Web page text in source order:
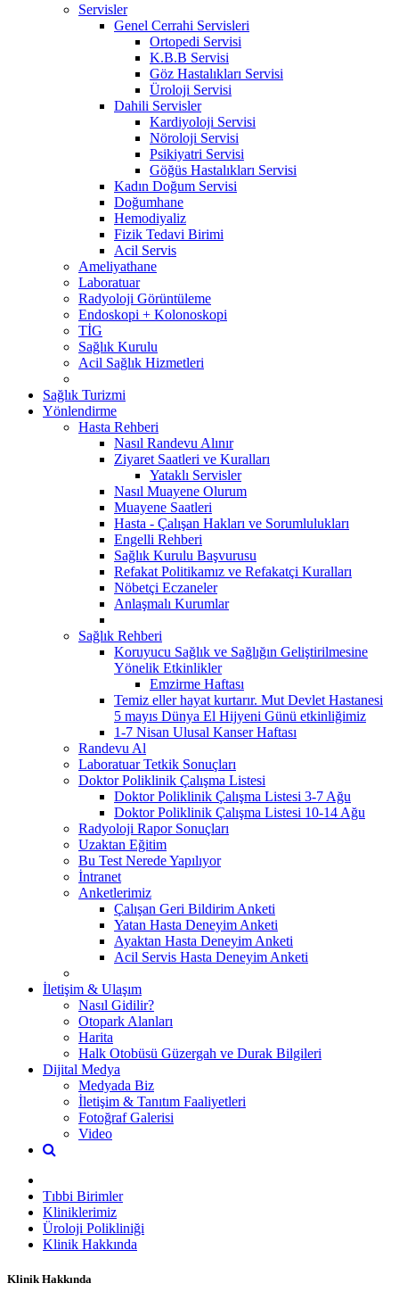
Servisler
Genel Cerrahi Servisleri
Ortopedi Servisi
K.B.B Servisi
Göz Hastalıkları Servisi
Üroloji Servisi
Dahili Servisler
Kardiyoloji Servisi
Nöroloji Servisi
Psikiyatri Servisi
Göğüs Hastalıkları Servisi
Kadın Doğum Servisi
Doğumhane
Hemodiyaliz
Fizik Tedavi Birimi
Acil Servis
Ameliyathane
Laboratuar
Radyoloji Görüntüleme
Endoskopi + Kolonoskopi
TİG
Sağlık Kurulu
Acil Sağlık Hizmetleri
Sağlık Turizmi
Yönlendirme
Hasta Rehberi
Nasıl Randevu Alınır
Ziyaret Saatleri ve Kuralları
Yataklı Servisler
Nasıl Muayene Olurum
Muayene Saatleri
Hasta - Çalışan Hakları ve Sorumlulukları
Engelli Rehberi
Sağlık Kurulu Başvurusu
Refakat Politikamız ve Refakatçi Kuralları
Nöbetçi Eczaneler
Anlaşmalı Kurumlar
Sağlık Rehberi
Koruyucu Sağlık ve Sağlığın Geliştirilmesine
Yönelik Etkinlikler
Emzirme Haftası
Temiz eller hayat kurtarır. Mut Devlet Hastanesi
5 mayıs Dünya El Hijyeni Günü etkinliğimiz
1-7 Nisan Ulusal Kanser Haftası
Randevu Al
Laboratuar Tetkik Sonuçları
Doktor Poliklinik Çalışma Listesi
Doktor Poliklinik Çalışma Listesi 3-7 Ağu
Doktor Poliklinik Çalışma Listesi 10-14 Ağu
Radyoloji Rapor Sonuçları
Uzaktan Eğitim
Bu Test Nerede Yapılıyor
İntranet
Anketlerimiz
Çalışan Geri Bildirim Anketi
Yatan Hasta Deneyim Anketi
Ayaktan Hasta Deneyim Anketi
Acil Servis Hasta Deneyim Anketi
İletişim & Ulaşım
Nasıl Gidilir?
Otopark Alanları
Harita
Halk Otobüsü Güzergah ve Durak Bilgileri
Dijital Medya
Medyada Biz
İletişim & Tanıtım Faaliyetleri
Fotoğraf Galerisi
Video
Tıbbi Birimler
Kliniklerimiz
Üroloji Polikliniği
Klinik Hakkında
Klinik Hakkında